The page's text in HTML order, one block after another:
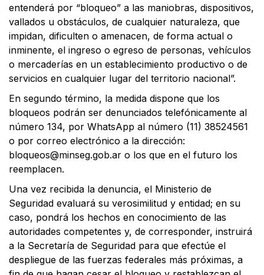
entenderá por “bloqueo” a las maniobras, dispositivos,
vallados u obstáculos, de cualquier naturaleza, que
impidan, dificulten o amenacen, de forma actual o
inminente, el ingreso o egreso de personas, vehículos
o mercaderías en un establecimiento productivo o de
servicios en cualquier lugar del territorio nacional”.
En segundo término, la medida dispone que los
bloqueos podrán ser denunciados telefónicamente al
número 134, por WhatsApp al número (11) 38524561
o por correo electrónico a la dirección:
bloqueos@minseg.gob.ar o los que en el futuro los
reemplacen.
Una vez recibida la denuncia, el Ministerio de
Seguridad evaluará su verosimilitud y entidad; en su
caso, pondrá los hechos en conocimiento de las
autoridades competentes y, de corresponder, instruirá
a la Secretaría de Seguridad para que efectúe el
despliegue de las fuerzas federales más próximas, a